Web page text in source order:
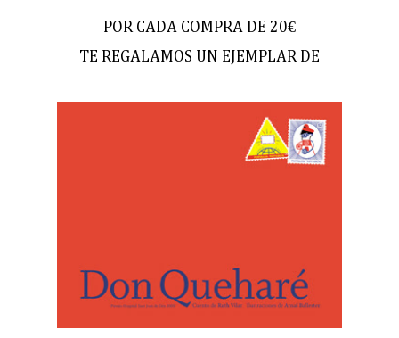
POR CADA COMPRA DE 20€
TE REGALAMOS UN EJEMPLAR DE